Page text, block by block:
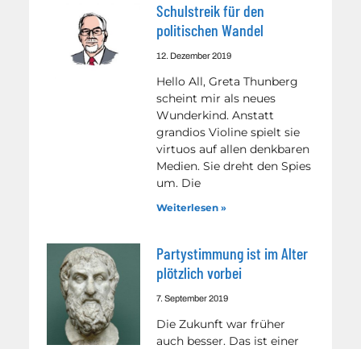
Schulstreik für den
politischen Wandel
12. Dezember 2019
Hello All, Greta Thunberg
scheint mir als neues
Wunderkind. Anstatt
grandios Violine spielt sie
virtuos auf allen denkbaren
Medien. Sie dreht den Spies
um. Die
Weiterlesen »
Partystimmung ist im Alter
plötzlich vorbei
7. September 2019
Die Zukunft war früher
auch besser. Das ist einer